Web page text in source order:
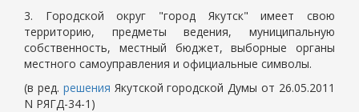
3. Городской округ "город Якутск" имеет свою
территорию, предметы ведения, муниципальную
собственность, местный бюджет, выборные органы
местного самоуправления и официальные символы.
(в ред. решения Якутской городской Думы от 26.05.2011
N РЯГД-34-1)